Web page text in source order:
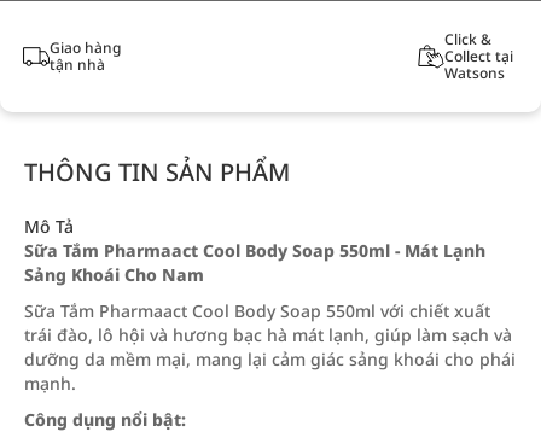
Giao hàng
tận nhà
Click &
Collect tại
Watsons
THÔNG TIN SẢN PHẨM
Mô Tả
Sữa Tắm Pharmaact Cool Body Soap 550ml - Mát Lạnh
Sảng Khoái Cho Nam
Sữa Tắm Pharmaact Cool Body Soap 550ml với chiết xuất
trái đào, lô hội và hương bạc hà mát lạnh, giúp làm sạch và
dưỡng da mềm mại, mang lại cảm giác sảng khoái cho phái
mạnh.
Công dụng nổi bật: